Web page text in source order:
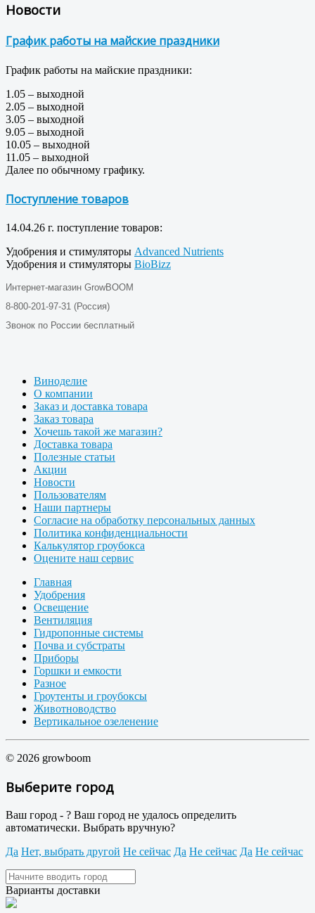
Новости
График работы на майские праздники
График работы на майские праздники:
1.05 – выходной
2.05 – выходной
3.05 – выходной
9.05 – выходной
10.05 – выходной
11.05 – выходной
Далее по обычному графику.
Поступление товаров
14.04.26 г. поступление товаров:
Удобрения и стимуляторы Advanced Nutrients
Удобрения и стимуляторы BioBizz
Интернет-магазин GrowBOOM
8-800-201-97-31 (Россия)
Звонок по России бесплатный
Виноделие
О компании
Заказ и доставка товара
Заказ товара
Хочешь такой же магазин?
Доставка товара
Полезные статьи
Акции
Новости
Пользователям
Наши партнеры
Согласие на обработку персональных данных
Политика конфиденциальности
Калькулятор гроубокса
Оцените наш сервис
Главная
Удобрения
Освещение
Вентиляция
Гидропонные системы
Почва и субстраты
Приборы
Горшки и емкости
Разное
Гроутенты и гроубоксы
Животноводство
Вертикальное озеленение
© 2026 growboom
Выберите город
Ваш город - ? Ваш город не удалось определить
автоматически. Выбрать вручную?
Да Нет, выбрать другой Не сейчас Да Не сейчас Да Не сейчас
Варианты доставки